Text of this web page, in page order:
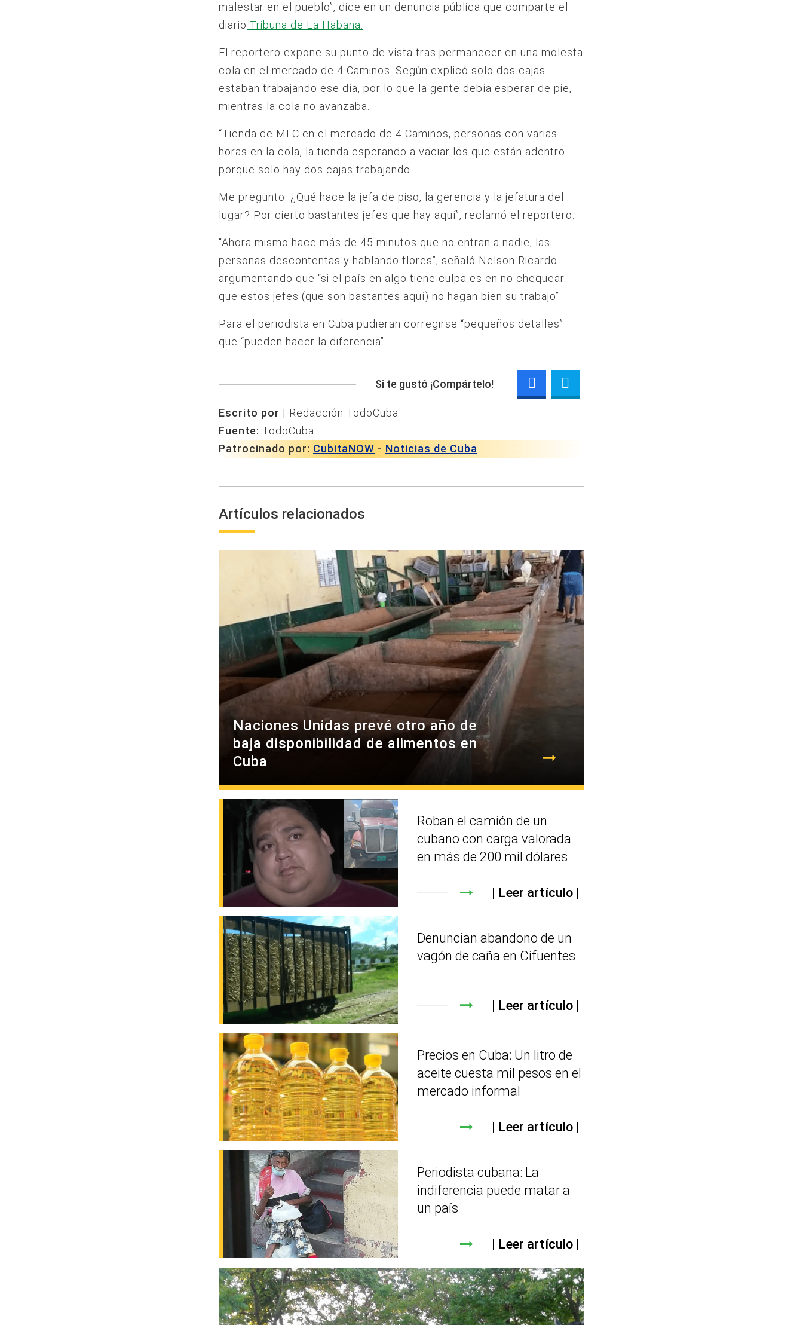
malestar en el pueblo”, dice en un denuncia pública que comparte el
diario Tribuna de La Habana.
El reportero expone su punto de vista tras permanecer en una molesta
cola en el mercado de 4 Caminos. Según explicó solo dos cajas
estaban trabajando ese día, por lo que la gente debía esperar de pie,
mientras la cola no avanzaba.
“Tienda de MLC en el mercado de 4 Caminos, personas con varias
horas en la cola, la tienda esperando a vaciar los que están adentro
porque solo hay dos cajas trabajando.
Me pregunto: ¿Qué hace la jefa de piso, la gerencia y la jefatura del
lugar? Por cierto bastantes jefes que hay aquí”, reclamó el reportero.
“Ahora mismo hace más de 45 minutos que no entran a nadie, las
personas descontentas y hablando flores”, señaló Nelson Ricardo
argumentando que “si el país en algo tiene culpa es en no chequear
que estos jefes (que son bastantes aquí) no hagan bien su trabajo”.
Para el periodista en Cuba pudieran corregirse “pequeños detalles”
que “pueden hacer la diferencia”.
Si te gustó ¡Compártelo!
Escrito por | Redacción TodoCuba
Fuente: TodoCuba
Patrocinado por: CubitaNOW - Noticias de Cuba
Artículos relacionados
Naciones Unidas prevé otro año de
baja disponibilidad de alimentos en
Cuba
Roban el camión de un
cubano con carga valorada
en más de 200 mil dólares
Leer artículo
Denuncian abandono de un
vagón de caña en Cifuentes
Leer artículo
Precios en Cuba: Un litro de
aceite cuesta mil pesos en el
mercado informal
Leer artículo
Periodista cubana: La
indiferencia puede matar a
un país
Leer artículo